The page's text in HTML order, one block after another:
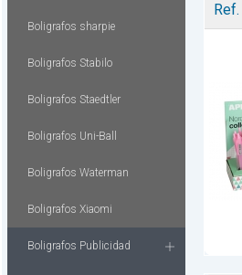
Boligrafos sharpie
Boligrafos Stabilo
Boligrafos Staedtler
Boligrafos Uni-Ball
Boligrafos Waterman
Boligrafos Xiaomi
Boligrafos Publicidad
Ref.